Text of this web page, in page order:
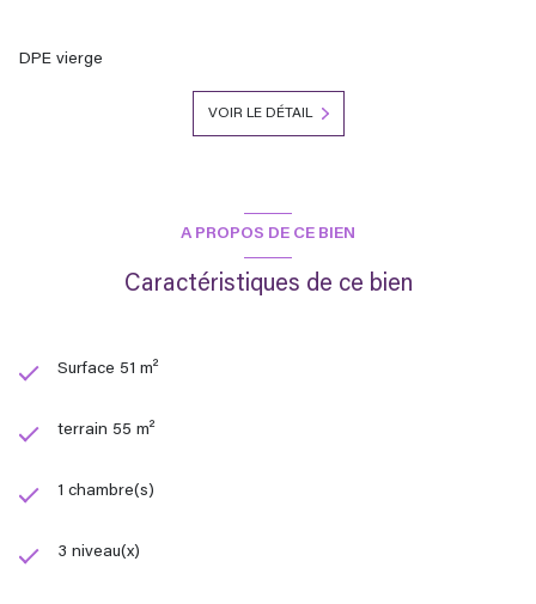
DPE vierge
VOIR LE DÉTAIL
A PROPOS DE CE BIEN
Caractéristiques de ce bien
Surface 51 m²
terrain 55 m²
1 chambre(s)
3 niveau(x)